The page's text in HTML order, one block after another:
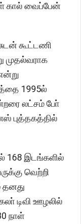
கால் வைப்பேன்
கூட்டணி
முதல்வராக
1995ல்
லட்சம் போ்
புத்தகத்தில்
168 இடங்களில்
வெற்றி
தனது
டிவி ஊழலில்
நாள்